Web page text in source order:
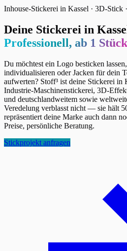
Inhouse-Stickerei in Kassel · 3D-Stick
Deine Stickerei in
Professionell, ab 1 Stück
Du möchtest ein Logo besticken
individualisieren oder Jacken für dein
aufwerten? Stoff³ ist deine Stickerei
Industrie-Maschinenstickerei, 3D-
und deutschlandweitem sowie
Veredelung verblasst nicht — sie hält
repräsentiert deine Marke auch dann
Preise, persönliche Beratung.
Stickprojekt anfragen